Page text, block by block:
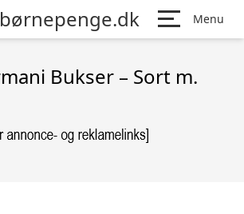
Menu
Bukser – Sort m.